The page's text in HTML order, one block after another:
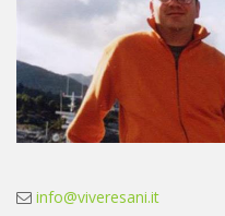
info@viveresani.it